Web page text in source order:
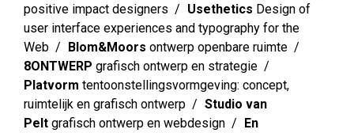
positive impact designers
Usethetics Design of
user interface experiences and typography for the
Web
Blom&Moors ontwerp openbare ruimte
8ONTWERP grafisch ontwerp en strategie
Platvorm tentoonstellingsvormgeving: concept,
ruimtelijk en grafisch ontwerp
Studio van
Pelt grafisch ontwerp en webdesign
En